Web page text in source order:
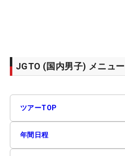
JGTO (国内男子) メニュー
ツアーTOP
年間日程